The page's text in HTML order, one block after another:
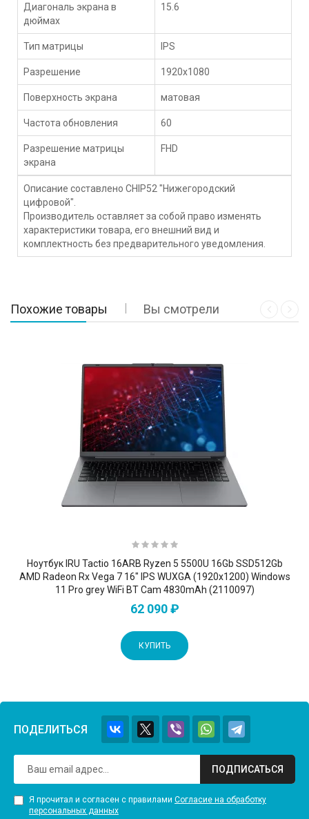
Диагональ экрана в
дюймах
15.6
Тип матрицы IPS
Разрешение 1920x1080
Поверхность экрана матовая
Частота обновления 60
Разрешение матрицы
экрана
FHD
Описание составлено CHIP52 "Нижегородский
цифровой".
Производитель оставляет за собой право изменять
характеристики товара, его внешний вид и
комплектность без предварительного уведомления.
Похожие товары Вы смотрели
Ноутбук IRU Tactio 16ARB Ryzen 5 5500U 16Gb SSD512Gb
AMD Radeon Rx Vega 7 16" IPS WUXGA (1920x1200) Windows
11 Pro grey WiFi BT Cam 4830mAh (2110097)
62 090 ₽
КУПИТЬ
ПОДЕЛИТЬСЯ
ПОДПИСАТЬСЯ
Я прочитал и согласен с правилами Согласие на обработку
персональных данных